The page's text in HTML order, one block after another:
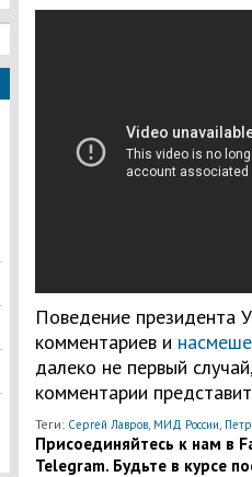
Поведение президента
комментариев и
далеко не первый
комментарии
Теги: Сергей Лавров, МИД России
Присоединяйтесь к нам в
Telegram. Будьте в курсе